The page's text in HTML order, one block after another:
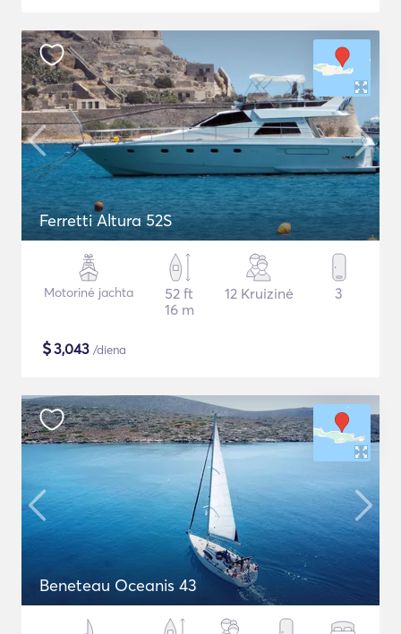
Ferretti Altura 52S
Motorinė jachta
52 ft
16 m
12 Kruizinė 3
$3,043 /diena
Beneteau Oceanis 43